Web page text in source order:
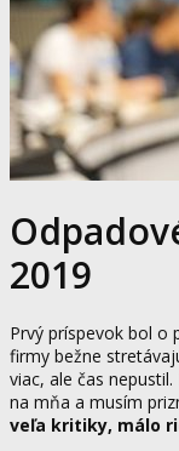
2019
Prvý príspevok bol o
firmy bežne
viac, ale čas
na mňa a musím
veľa kritiky, málo